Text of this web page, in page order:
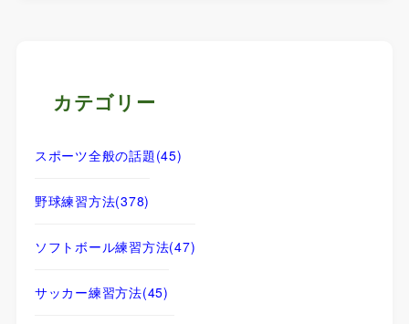
カテゴリー
スポーツ全般の話題(45)
野球練習方法(378)
ソフトボール練習方法(47)
サッカー練習方法(45)